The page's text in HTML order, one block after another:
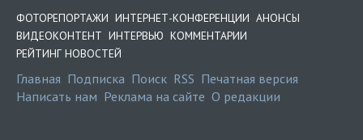
ФОТОРЕПОРТАЖИ ИНТЕРНЕТ-КОНФЕРЕНЦИИ АНОНСЫ
ВИДЕОКОНТЕНТ ИНТЕРВЬЮ КОММЕНТАРИИ
РЕЙТИНГ НОВОСТЕЙ
Главная Подписка Поиск RSS Печатная версия
Написать нам Реклама на сайте О редакции